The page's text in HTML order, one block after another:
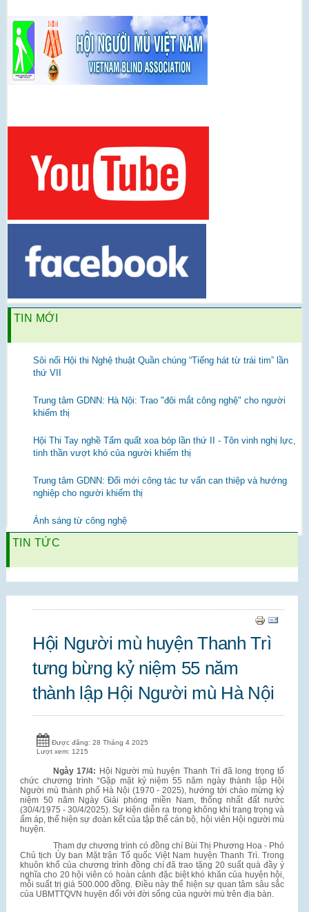
TIN MỚI
Sôi nổi Hội thi Nghệ thuật Quần chúng “Tiếng hát từ trái tim” lần
thứ VII
Trung tâm GDNN: Hà Nội: Trao "đôi mắt công nghệ" cho người
khiếm thị
Hội Thi Tay nghề Tẩm quất xoa bóp lần thứ II - Tôn vinh nghị lực,
tinh thần vượt khó của người khiếm thị
Trung tâm GDNN: Đổi mới công tác tư vấn can thiệp và hướng
nghiệp cho người khiếm thị
Ánh sáng từ công nghệ
TIN TỨC
Hội Người mù huyện Thanh Trì
tưng bừng kỷ niệm 55 năm
thành lập Hội Người mù Hà Nội
Được đăng: 28 Tháng 4 2025
Lượt xem: 1215
Ngày 17/4: Hội Người mù huyện Thanh Trì đã long trọng tổ
chức chương trình “Gặp mặt kỷ niệm 55 năm ngày thành lập Hội
Người mù thành phố Hà Nội (1970 - 2025), hướng tới chào mừng kỷ
niệm 50 năm Ngày Giải phóng miền Nam, thống nhất đất nước
(30/4/1975 - 30/4/2025). Sự kiện diễn ra trong không khí trang trọng và
ấm áp, thể hiện sự đoàn kết của tập thể cán bộ, hội viên Hội người mù
huyện.
Tham dự chương trình có đồng chí Bùi Thị Phương Hoa - Phó
Chủ tịch Ủy ban Mặt trận Tổ quốc Việt Nam huyện Thanh Trì. Trong
khuôn khổ của chương trình đồng chí đã trao tặng 20 suất quà đầy ý
nghĩa cho 20 hội viên có hoàn cảnh đặc biệt khó khăn của huyện hội,
mỗi suất trị giá 500.000 đồng. Điều này thể hiện sự quan tâm sâu sắc
của UBMTTQVN huyện đối với đời sống của người mù trên địa bàn.